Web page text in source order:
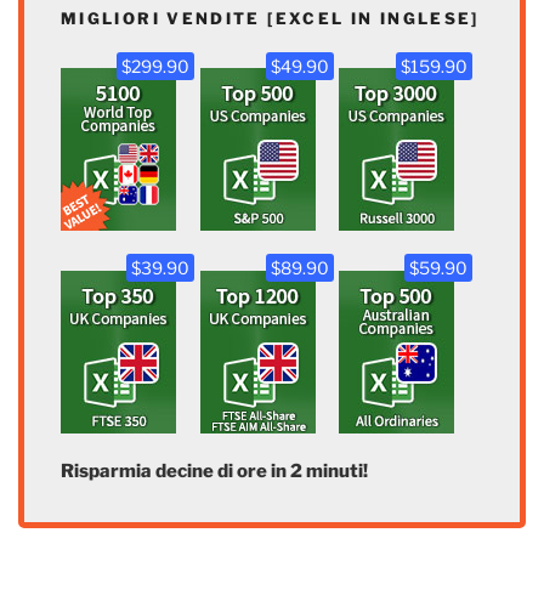
MIGLIORI VENDITE [EXCEL IN INGLESE]
$299.90 $49.90 $159.90
$39.90 $89.90 $59.90
Risparmia decine di ore in 2 minuti!